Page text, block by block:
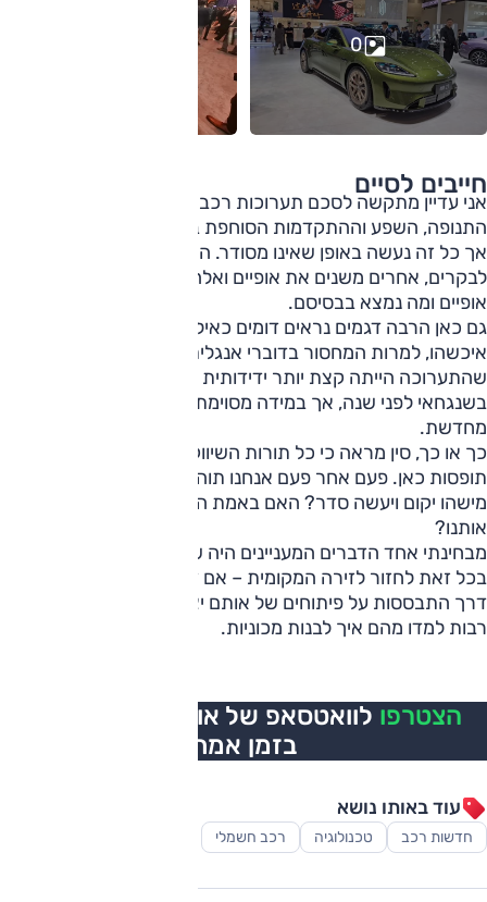
0
חייבים לסיים
אני עדיין מתקשה לסכם תערוכות רכב בסין. הן משקפות את
התנופה, השפע וההתקדמות הסוחפת בתעשייה הרכב המקומית,
אך כל זה נעשה באופן שאינו מסודר. הרבה מותגים צצים חדשות
לבקרים, אחרים משנים את אופיים ואלה מקשים על הבנת דרכם,
אופיים ומה נמצא בבסיסם.
גם כאן הרבה דגמים נראים דומים כאילו כולם עוצבו באותו מקום.
איכשהו, למרות המחסור בדוברי אנגלית וכיתוב מובן, נראה
שהתערוכה הייתה קצת יותר ידידותית למשתמש מאשר זו
בשנגחאי לפני שנה, אך במידה מסוימת גם פחות מרגשת ופחות
מחדשת.
כך או כך, סין מראה כי כל תורות השיווק המוכרות במערב אינן
תופסות כאן. פעם אחר פעם אנחנו תוהים איך זה יגמר? האם אם
מישהו יקום ויעשה סדר? האם באמת הרבה מותגים ינטשו
אותנו?
מבחינתי אחד הדברים המעניינים היה שגם מותגים ותיקים מנסים
בכל זאת לחזור לזירה המקומית – אם דרך הקמת חטיבות ואם
דרך התבססות על פיתוחים של אותם יצרנים שלפני שנים לא
רבות למדו מהם איך לבנות מכוניות.
הצטרפו לוואטסאפ של אוטו, כל העדכונים
בזמן אמת
עוד באותו נושא
חדשות רכב טכנולוגיה רכב חשמלי